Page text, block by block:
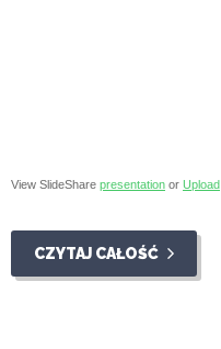
View SlideShare presentation or Upload
CZYTAJ CAŁOŚĆ